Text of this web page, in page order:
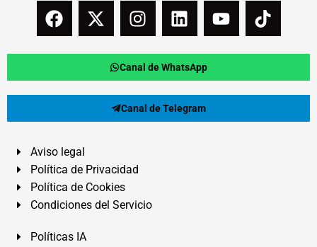
Canal de WhatsApp
Canal de Telegram
Aviso legal
Política de Privacidad
Política de Cookies
Condiciones del Servicio
Políticas IA